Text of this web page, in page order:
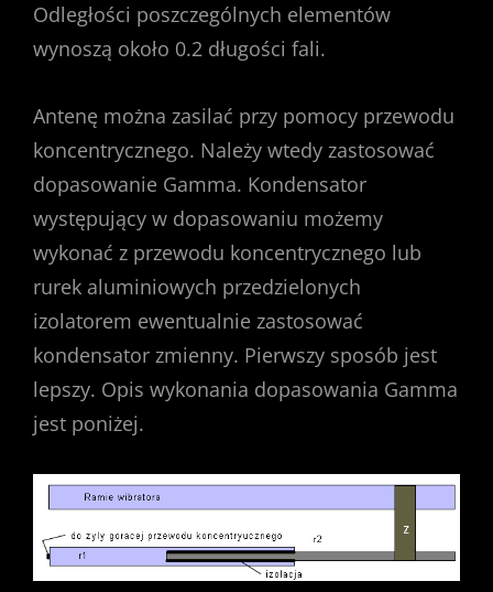
Odległości poszczególnych elementów
wynoszą około 0.2 długości fali.
Antenę można zasilać przy pomocy przewodu
koncentrycznego. Należy wtedy zastosować
dopasowanie Gamma. Kondensator
występujący w dopasowaniu możemy
wykonać z przewodu koncentrycznego lub
rurek aluminiowych przedzielonych
izolatorem ewentualnie zastosować
kondensator zmienny. Pierwszy sposób jest
lepszy. Opis wykonania dopasowania Gamma
jest poniżej.